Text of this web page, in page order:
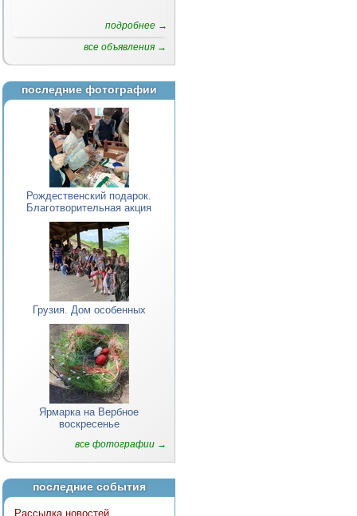
подробнее →
все объявления →
последние фотографии
Рождественский подарок.
Благотворительная акция
Грузия. Дом особенных
Ярмарка на Вербное
воскресенье
все фотографии →
последние события
Рассылка новостей